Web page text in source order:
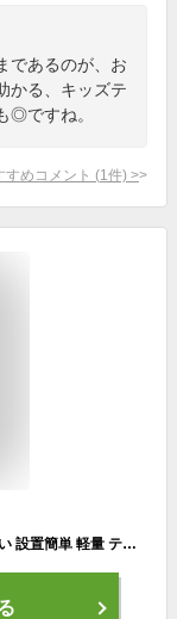
であるのが、お
かる、キッズテ
◎ですね。
すめコメント (1 件) >
キッズテント おもちゃ 窓付き メッシュ素材 可愛い 設置簡単 軽量 テントハウス ポリエステル素材 子供用テント 知育玩具 室内 屋外 プレイハウス 男の子 女の子 通気性抜群 秘密基地 おままごと ピクニック 簡単組立 プレゼント プレイテント 室内遊具 折り畳み式